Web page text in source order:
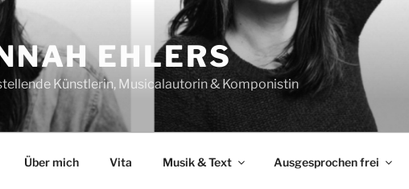
EHLERS
Künstlerin, Musicalautorin & Komponistin
Über mich Vita Musik & Text Ausgesprochen frei